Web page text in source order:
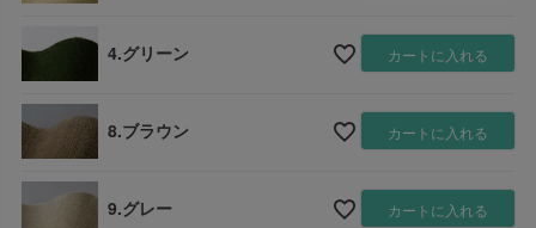
4.グリーン カートに入れる
8.ブラウン カートに入れる
9.グレー カートに入れる